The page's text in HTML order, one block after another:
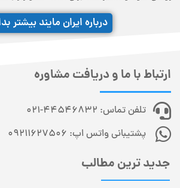
درباره ایران مایند بیشتر
ارتباط با ما و دریافت مشاوره
تلفن تماس: 44546832-021
پشتیبانی واتس اپ: 09211627506
جدید ترین مطالب